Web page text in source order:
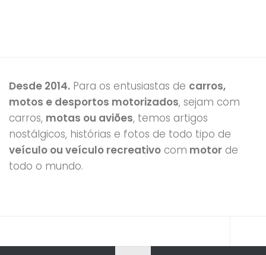
Desde 2014. Para os entusiastas de carros,
motos e desportos motorizados, sejam com
carros, motas ou aviões, temos artigos
nostálgicos, histórias e fotos de todo tipo de
veículo ou veículo recreativo com motor de
todo o mundo.